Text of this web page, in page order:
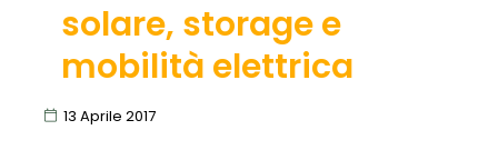
solare, storage e
mobilità elettrica
13 Aprile 2017